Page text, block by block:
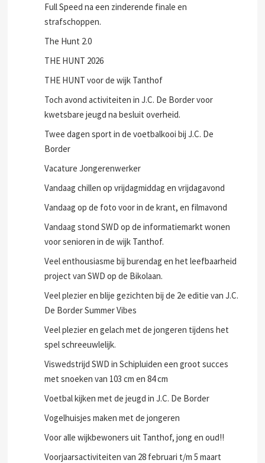
Full Speed na een zinderende finale en
strafschoppen.
The Hunt 2.0
THE HUNT 2026
THE HUNT voor de wijk Tanthof
Toch avond activiteiten in J.C. De Border voor
kwetsbare jeugd na besluit overheid.
Twee dagen sport in de voetbalkooi bij J.C. De
Border
Vacature Jongerenwerker
Vandaag chillen op vrijdagmiddag en vrijdagavond
Vandaag op de foto voor in de krant, en filmavond
Vandaag stond SWD op de informatiemarkt wonen
voor senioren in de wijk Tanthof.
Veel enthousiasme bij burendag en het leefbaarheid
project van SWD op de Bikolaan.
Veel plezier en blije gezichten bij de 2e editie van J.C.
De Border Summer Vibes
Veel plezier en gelach met de jongeren tijdens het
spel schreeuwlelijk.
Viswedstrijd SWD in Schipluiden een groot succes
met snoeken van 103 cm en 84 cm
Voetbal kijken met de jeugd in J.C. De Border
Vogelhuisjes maken met de jongeren
Voor alle wijkbewoners uit Tanthof, jong en oud!!
Voorjaarsactiviteiten van 28 februari t/m 5 maart